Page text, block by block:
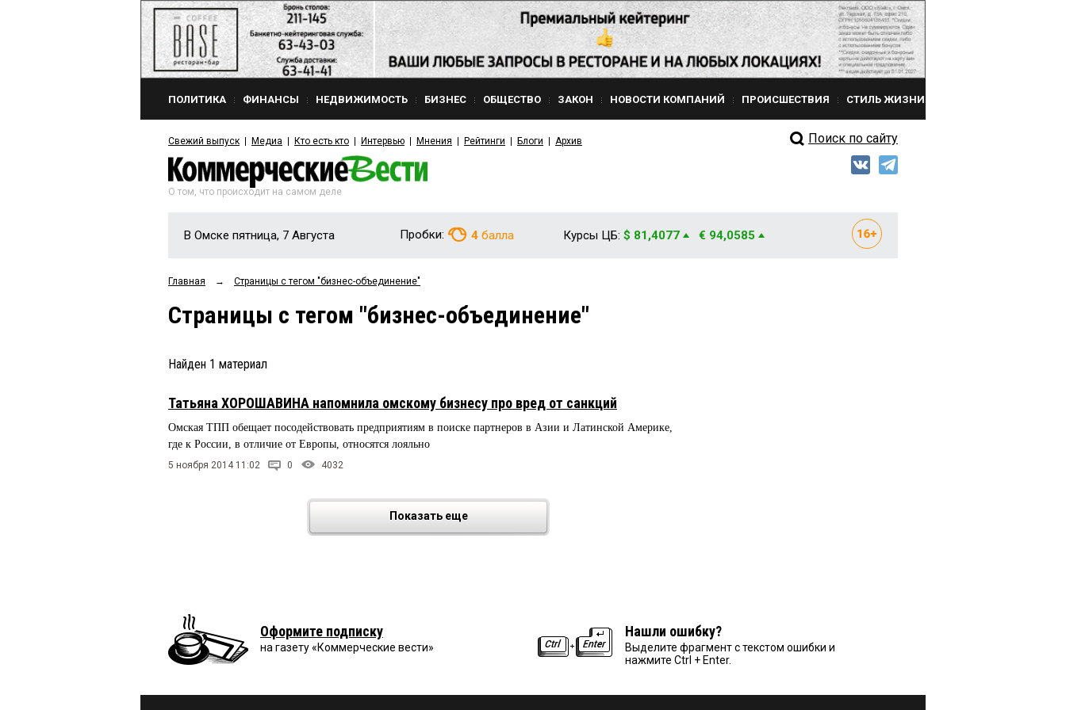
ПОЛИТИКА ФИНАНСЫ НЕДВИЖИМОСТЬ БИЗНЕС ОБЩЕСТВО ЗАКОН НОВОСТИ КОМПАНИЙ ПРОИСШЕСТВИЯ СТИЛЬ ЖИЗНИ
Свежий выпуск Медиа Кто есть кто Интервью Мнения Рейтинги Блоги Архив Поиск по сайту
О том, что происходит на самом деле
В Омске пятница, 7 Августа Пробки: 4 балла Курсы ЦБ: $ 81,4077 € 94,0585
Главная → Страницы c тегом "бизнес-объединение"
Страницы c тегом "бизнес-объединение"
Найден 1 материал
Татьяна ХОРОШАВИНА напомнила омскому бизнесу про вред от санкций
Омская ТПП обещает посодействовать предприятиям в поиске партнеров в Азии и Латинской Америке,
где к России, в отличие от Европы, относятся лояльно
5 ноября 2014 11:02 0 4032
Показать еще
Оформите подписку
на газету «Коммерческие вести»
Нашли ошибку?
Выделите фрагмент с текстом ошибки и
нажмите Ctrl + Enter.